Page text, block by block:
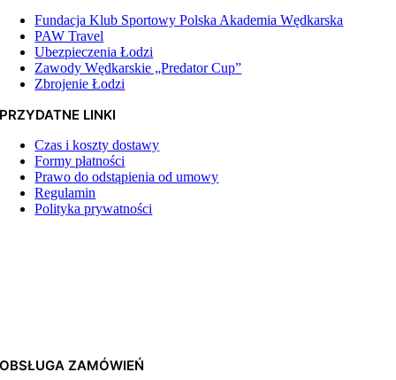
Fundacja Klub Sportowy Polska Akademia Wędkarska
PAW Travel
Ubezpieczenia Łodzi
Zawody Wędkarskie „Predator Cup”
Zbrojenie Łodzi
PRZYDATNE LINKI
Czas i koszty dostawy
Formy płatności
Prawo do odstąpienia od umowy
Regulamin
Polityka prywatności
OBSŁUGA ZAMÓWIEŃ